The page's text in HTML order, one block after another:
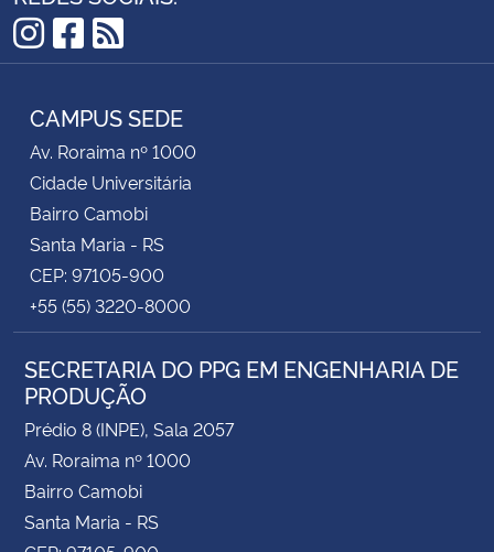
Instagram
Facebook
RSS
CAMPUS SEDE
Av. Roraima nº 1000
Cidade Universitária
Bairro Camobi
Santa Maria - RS
CEP: 97105-900
+55 (55) 3220-8000
SECRETARIA DO PPG EM ENGENHARIA DE
PRODUÇÃO
Prédio 8 (INPE), Sala 2057
Av. Roraima nº 1000
Bairro Camobi
Santa Maria - RS